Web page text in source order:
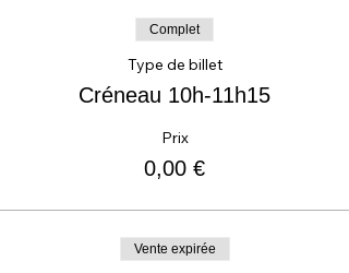
Complet
Type de billet
Créneau 10h-11h15
Prix
0,00 €
Vente expirée